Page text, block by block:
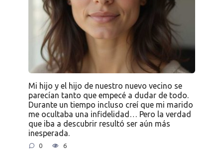
Mi hijo y el hijo de nuestro nuevo vecino se
parecían tanto que empecé a dudar de todo.
Durante un tiempo incluso creí que mi marido
me ocultaba una infidelidad… Pero la verdad
que iba a descubrir resultó ser aún más
inesperada.
0 6